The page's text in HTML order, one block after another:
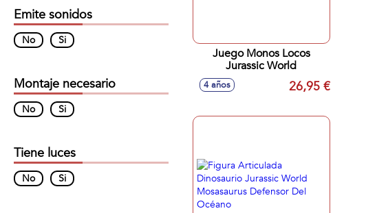
Juego Monos Locos
Jurassic World
4 años 26,95 €
Emite sonidos
No Si
Montaje necesario
No Si
Tiene luces
No Si